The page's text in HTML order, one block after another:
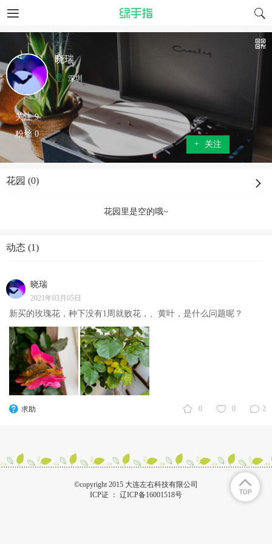
关注 9
粉丝 0
晓瑞
深圳
+ 关注
花园 (0)
花园里是空的哦~
动态 (1)
晓瑞
2021年03月05日
新买的玫瑰花，种下没有1周就败花，、黄叶，是什么问题呢？
0 0 2
求助
©copyright 2015 大连左右科技有限公司
ICP证 ： 辽ICP备16001518号